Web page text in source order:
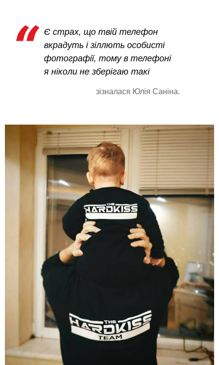
Є страх, що твій телефон
вкрадуть і зіллють особисті
фотографії, тому в телефоні
я ніколи не зберігаю такі
зізналася Юлія Саніна.